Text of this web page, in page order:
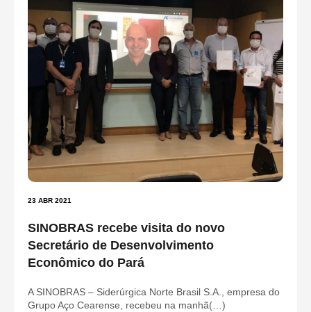
23 ABR 2021
SINOBRAS recebe visita do novo
Secretário de Desenvolvimento
Econômico do Pará
A SINOBRAS – Siderúrgica Norte Brasil S.A., empresa do
Grupo Aço Cearense, recebeu na manhã(…)